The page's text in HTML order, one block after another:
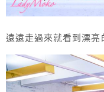
遠遠走過來就看到漂亮